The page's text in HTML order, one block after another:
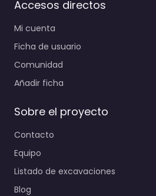
Accesos directos
Mi cuenta
Ficha de usuario
Comunidad
Añadir ficha
Sobre el proyecto
Contacto
Equipo
Listado de excavaciones
Blog